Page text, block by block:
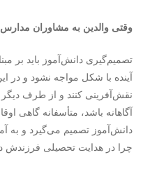
وقتی والدین به مشاوران
تصمیم‌گیری دانش‌آموز باید بر
آینده با شکل مواجه نشود و در
نقش‌آفرینی کنند و از طرف دیگر
آگاهانه باشد، متأسفانه گاهی
دانش‌آموز تصمیم می‌گیرد و
چرا در هدایت تحصیلی فرزندش